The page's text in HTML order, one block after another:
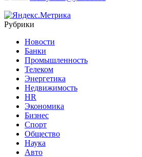
Рубрики
Новости
Банки
Промышленность
Телеком
Энергетика
Недвижимость
HR
Экономика
Бизнес
Спорт
Общество
Наука
Авто